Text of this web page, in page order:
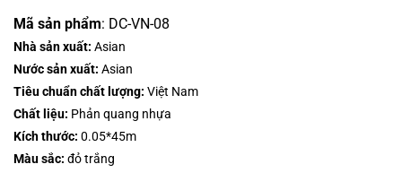
Mã sản phẩm: DC-VN-08
Nhà sản xuất: Asian
Nước sản xuất: Asian
Tiêu chuẩn chất lượng: Việt Nam
Chất liệu: Phản quang nhựa
Kích thước: 0.05*45m
Màu sắc: đỏ trắng